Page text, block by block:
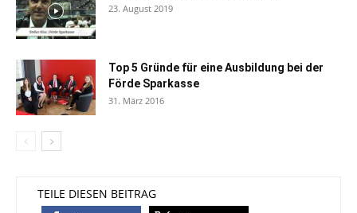
23. August 2019
Top 5 Gründe für eine Ausbildung bei der
Förde Sparkasse
31. März 2016
TEILE DIESEN BEITRAG